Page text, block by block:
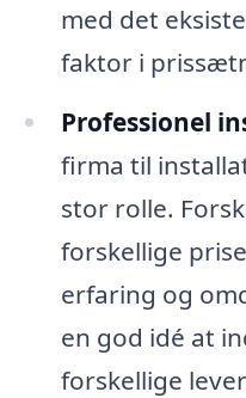
med det
faktor i
Professionel
firma til
stor rolle.
forskellige
erfaring og
en god idé at
forskellige